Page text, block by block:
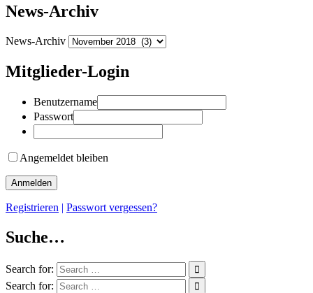
News-Archiv
News-Archiv
Mitglieder-Login
Benutzername
Passwort
Angemeldet bleiben
Registrieren | Passwort vergessen?
Suche…
Search for:
Search for: